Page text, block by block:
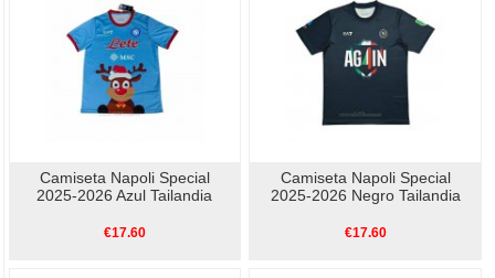
Camiseta Napoli Special
2025-2026 Azul Tailandia
€17.60
Camiseta Napoli Special
2025-2026 Negro Tailandia
€17.60